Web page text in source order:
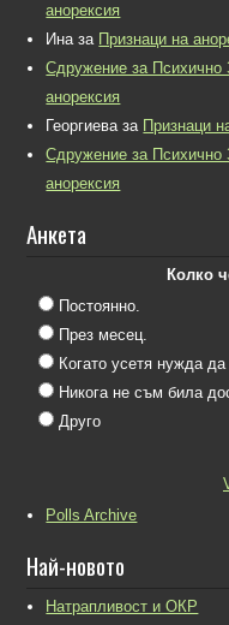
анорексия
Иназа Признаци на
Сдружение за
анорексия
Георгиеваза Признаци
Сдружение за
анорексия
Анкета
Колко
Постоянно.
През месец.
Когато усетя нужда
Никога не съм била
Друго
Polls Archive
Най-новото
Натрапливост и ОКР